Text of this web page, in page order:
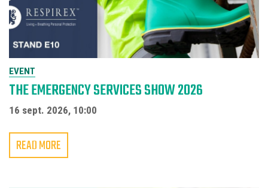
EVENT
THE EMERGENCY SERVICES SHOW 2026
16 sept. 2026, 10:00
READ MORE